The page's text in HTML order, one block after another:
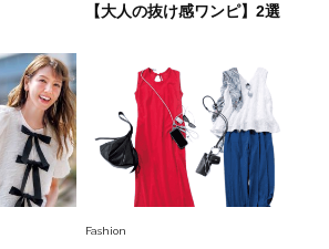
夏通勤はこれ１着！「きちんと感」も
ャレ」も整うトレンドトップス〈4選〉
2026.5.29
40代の「メガネ＆サングラス」のトレンド
新あり！“黒ぶち以外”が新定番に
【大人の抜け感ワンピ】2選
Fashion